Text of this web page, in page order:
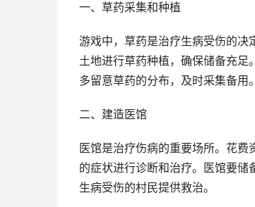
一、草药采集和种植
游戏中，草药是治疗生病受伤的决
土地进行草药种植，确保储备充
多留意草药的分布，及时采集备用。
二、建造医馆
医馆是治疗伤病的重要场所。花
的症状进行诊断和治疗。医馆要
生病受伤的村民提供救治。